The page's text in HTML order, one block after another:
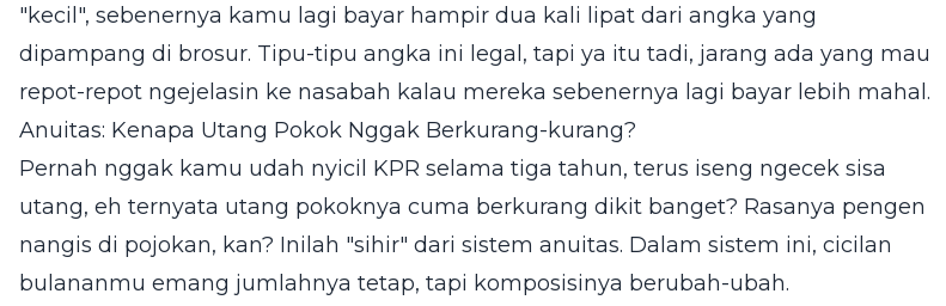
"kecil", sebenernya kamu lagi bayar hampir dua kali lipat dari angka yang
dipampang di brosur. Tipu-tipu angka ini legal, tapi ya itu tadi, jarang ada yang mau
repot-repot ngejelasin ke nasabah kalau mereka sebenernya lagi bayar lebih mahal.
Anuitas: Kenapa Utang Pokok Nggak Berkurang-kurang?
Pernah nggak kamu udah nyicil KPR selama tiga tahun, terus iseng ngecek sisa
utang, eh ternyata utang pokoknya cuma berkurang dikit banget? Rasanya pengen
nangis di pojokan, kan? Inilah "sihir" dari sistem anuitas. Dalam sistem ini, cicilan
bulananmu emang jumlahnya tetap, tapi komposisinya berubah-ubah.